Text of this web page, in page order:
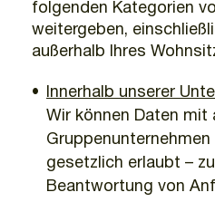
folgenden Kategorien
weitergeben,
außerhalb Ihres
Innerhalb unserer
Wir können Daten mit
gesetzlich erlaubt –
Beantwortung von